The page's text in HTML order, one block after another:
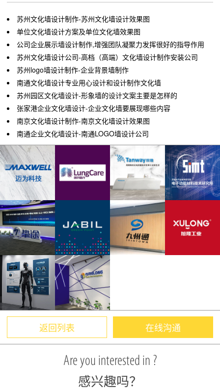
苏州文化墙设计制作-苏州文化墙设计效果图
单位文化墙设计方案及单位文化墙效果图
公司企业展示墙设计制作,增强团队凝聚力发挥很好的指导作用
苏州文化墙设计公司-高档（高端）文化墙设计制作安装公司
苏州logo墙设计制作-企业背景墙制作
南通文化墙设计专业用心设计和设计制作文化墙
苏州园区文化墙设计-形象墙的设计文案主要是怎样的
张家港企业文化墙设计-企业文化墙要展现哪些内容
南京文化墙设计制作-南京文化墙设计效果图
南通企业文化墙设计-南通LOGO墙设计公司
返回列表 在线沟通
Are you interested in ?
感兴趣吗？